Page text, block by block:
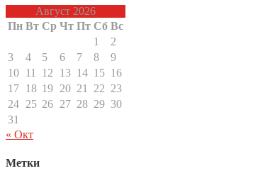
Август 2026
Пн Вт Ср Чт Пт Сб Вс
1
2
3
4 5 6 7 8
9
10 11 12 13 14 15 16
17 18 19 20 21 22 23
24 25 26 27 28 29 30
31
« Окт
Метки